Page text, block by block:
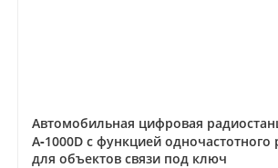
Автомобильная цифровая
А‑1000D с функцией одночастотного
для объектов связи под ключ